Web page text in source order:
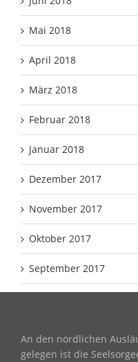
Mai 2018
April 2018
März 2018
Februar 2018
Januar 2018
Dezember 2017
November 2017
Oktober 2017
September 2017
An den nördlichen
gelegen ist die